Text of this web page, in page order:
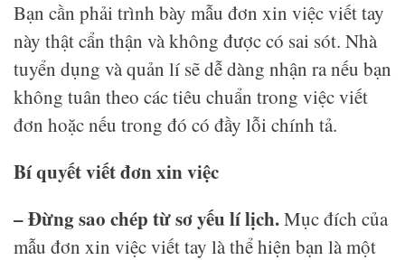
Bạn cần phải trình bày mẫu đơn xin việc viết tay
này thật cẩn thận và không được có sai sót. Nhà
tuyển dụng và quản lí sẽ dễ dàng nhận ra nếu bạn
không tuân theo các tiêu chuẩn trong việc viết
đơn hoặc nếu trong đó có đầy lỗi chính tả.
Bí quyết viết đơn xin việc
– Đừng sao chép từ sơ yếu lí lịch.Mục đích của
mẫu đơn xin việc viết tay là thể hiện bạn là một